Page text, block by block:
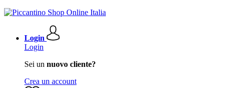
Login
Login
Sei un nuovo cliente?
Crea un account